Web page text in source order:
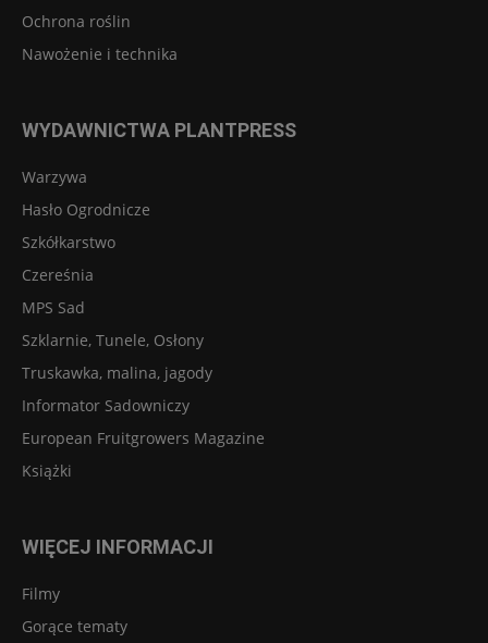
Ochrona roślin
Nawożenie i technika
WYDAWNICTWA PLANTPRESS
Warzywa
Hasło Ogrodnicze
Szkółkarstwo
Czereśnia
MPS Sad
Szklarnie, Tunele, Osłony
Truskawka, malina, jagody
Informator Sadowniczy
European Fruitgrowers Magazine
Książki
WIĘCEJ INFORMACJI
Filmy
Gorące tematy